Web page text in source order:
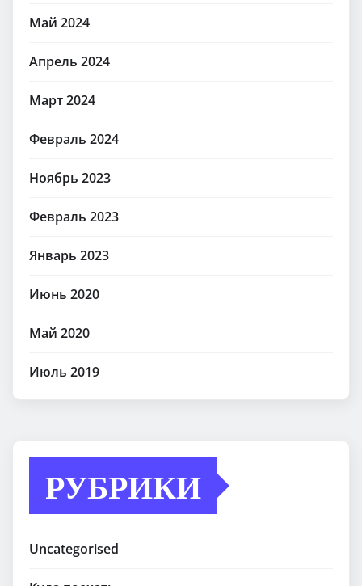
Май 2024
Апрель 2024
Март 2024
Февраль 2024
Ноябрь 2023
Февраль 2023
Январь 2023
Июнь 2020
Май 2020
Июль 2019
РУБРИКИ
Uncategorised